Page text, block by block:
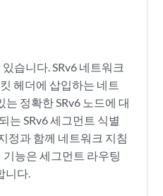
습니다. SRv6 네트워크
헤더에 삽입하는 네트
정확한 SRv6 노드에 대
는 SRv6 세그먼트 식별
정과 함께 네트워크 지침
기능은 세그먼트 라우팅
니다.